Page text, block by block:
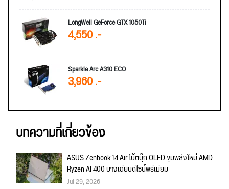
LongWell GeForce GTX 1050Ti
4,550 .-
Sparkle Arc A310 ECO
3,960 .-
บทความที่เกี่ยวข้อง
ASUS Zenbook 14 Air โน้ตบุ๊ก OLED ขุมพลังใหม่ AMD
Ryzen AI 400 บางเฉียบดีไซน์พรีเมียม
Jul 29, 2026